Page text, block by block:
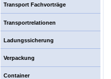
Transport Fachvorträge
Transportrelationen
Ladungssicherung
Verpackung
Container